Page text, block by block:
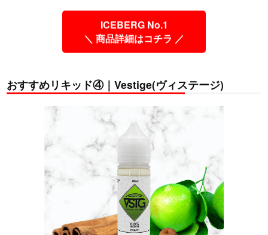
ICEBERG No.1
＼ 商品詳細はコチラ ／
おすすめリキッド④｜Vestige(ヴィステージ)